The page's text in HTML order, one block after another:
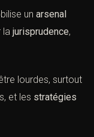
un arsenal
la jurisprudence,
lourdes, surtout
et les stratégies